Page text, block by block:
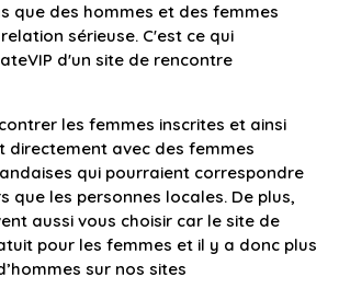
que des hommes et des femmes
sérieuse. C'est ce qui
d'un site de rencontre
les femmes inscrites et ainsi
directement avec des femmes
qui pourraient correspondre
que les personnes locales. De plus,
aussi vous choisir car le site de
pour les femmes et il y a donc plus
sur nos sites